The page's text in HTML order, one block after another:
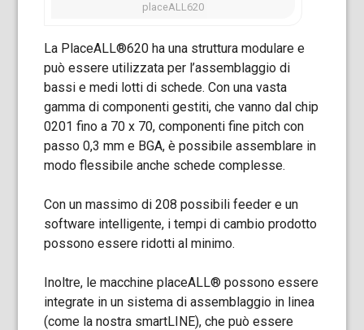
placeALL620
La PlaceALL®620 ha una struttura modulare e
può essere utilizzata per l’assemblaggio di
bassi e medi lotti di schede. Con una vasta
gamma di componenti gestiti, che vanno dal chip
0201 fino a 70 x 70, componenti fine pitch con
passo 0,3 mm e BGA, è possibile assemblare in
modo flessibile anche schede complesse.
Con un massimo di 208 possibili feeder e un
software intelligente, i tempi di cambio prodotto
possono essere ridotti al minimo.
Inoltre, le macchine placeALL® possono essere
integrate in un sistema di assemblaggio in linea
(come la nostra smartLINE), che può essere